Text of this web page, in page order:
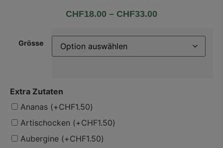
CHF18.00 – CHF33.00
Grösse
Extra Zutaten
Ananas (+CHF1.50)
Artischocken (+CHF1.50)
Aubergine (+CHF1.50)